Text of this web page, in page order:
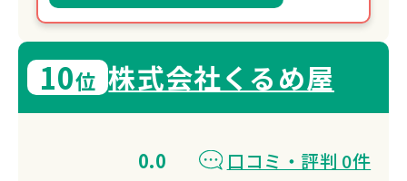
10位 株式会社くるめ屋
0.0
口コミ・評判 0件